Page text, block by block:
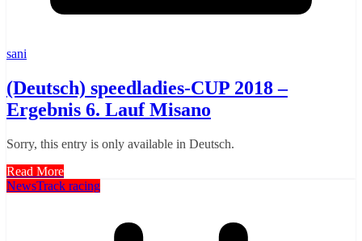
sani
(Deutsch) speedladies-CUP 2018 –
Ergebnis 6. Lauf Misano
Sorry, this entry is only available in Deutsch.
Read More
NewsTrack racing